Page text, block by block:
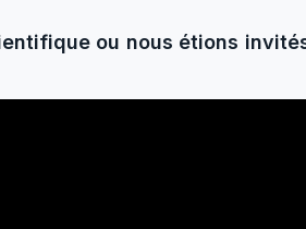
ou nous étions